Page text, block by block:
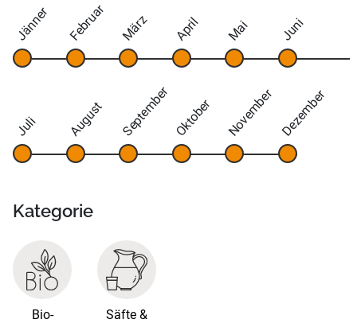
Jänner Februar März April Mai Juni
Juli August September Oktober November Dezember
Kategorie
Bio-
Säfte &